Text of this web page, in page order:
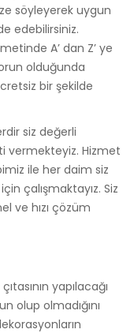
söyleyerek uygun
edebilirsiniz.
A’ dan Z’ ye
olduğunda
bir şekilde
siz değerli
vermekteyiz. Hizmet
ile her daim siz
çalışmaktayız. Siz
ve hızı çözüm
yapılacağı
olup olmadığını